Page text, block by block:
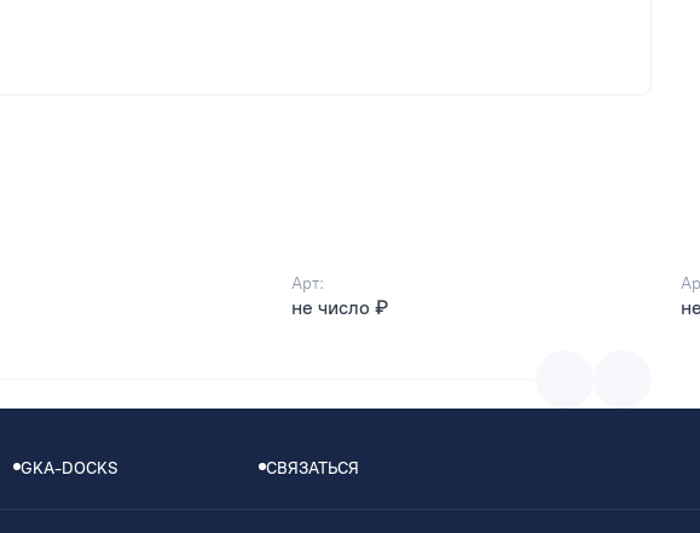
Арт:
не число ₽
GKA-DOCKS СВЯЗАТЬСЯ